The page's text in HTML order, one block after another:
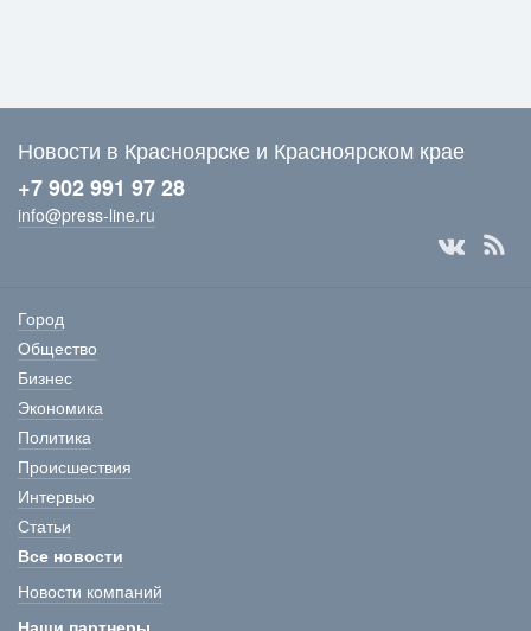
Новости в Красноярске и Красноярском крае
+7 902 991 97 28
info@press-line.ru
Город
Общество
Бизнес
Экономика
Политика
Происшествия
Интервью
Статьи
Все новости
Новости компаний
Наши партнеры